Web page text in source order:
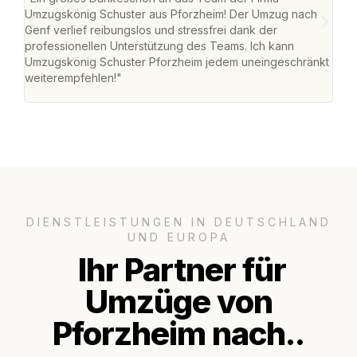
Umzugskönig Schuster aus Pforzheim! Der Umzug nach
Genf verlief reibungslos und stressfrei dank der
professionellen Unterstützung des Teams. Ich kann
Umzugskönig Schuster Pforzheim jedem uneingeschränkt
weiterempfehlen!"
DIENSTLEISTUNGEN IN DEUTSCHLAND
UND EUROPA
Ihr Partner für
Umzüge von
Pforzheim nach..